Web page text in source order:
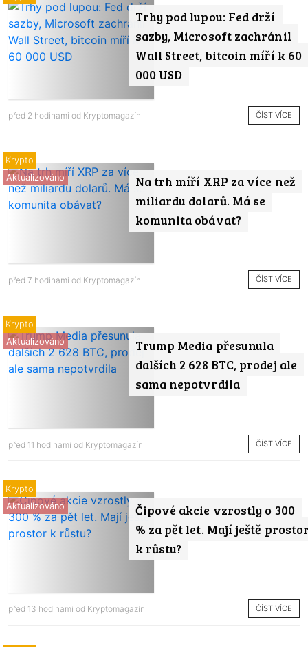
Trhy pod lupou: Fed drží
sazby, Microsoft zachránil
Wall Street, bitcoin míří k 60
000 USD
před 2 hodinami od Kryptomagazín ČÍST VÍCE
Na trh míří XRP za více než
miliardu dolarů. Má se
komunita obávat?
Aktualizováno
Krypto
před 7 hodinami od Kryptomagazín ČÍST VÍCE
Trump Media přesunula
dalších 2 628 BTC, prodej ale
sama nepotvrdila
Aktualizováno
Krypto
před 11 hodinami od Kryptomagazín ČÍST VÍCE
Čipové akcie vzrostly o 300
% za pět let. Mají ještě
k růstu?
Aktualizováno
Krypto
před 13 hodinami od Kryptomagazín ČÍST VÍCE